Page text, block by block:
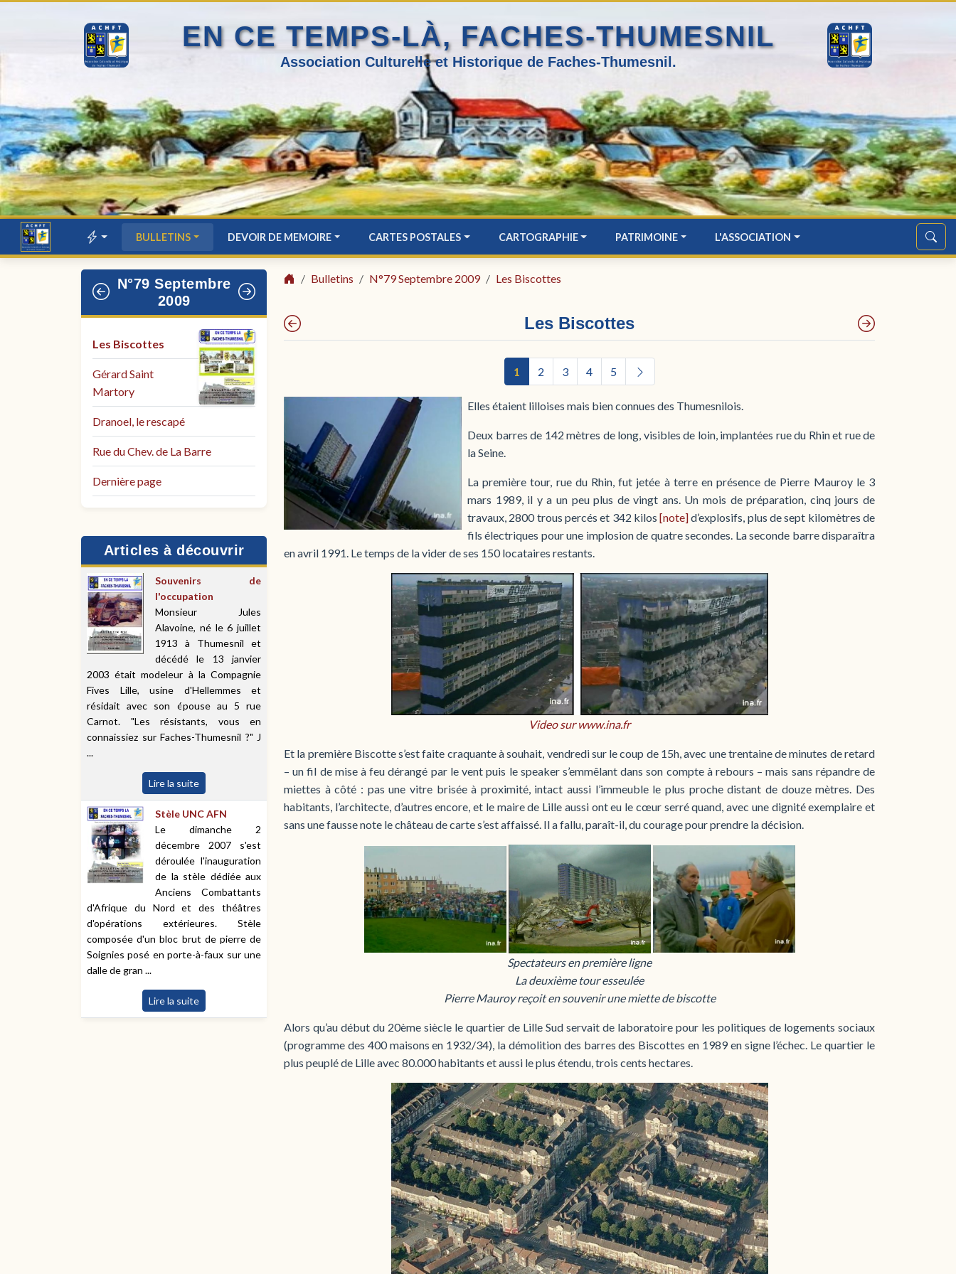
EN CE TEMPS-LÀ, FACHES-THUMESNIL
Association Culturelle et Historique de Faches-Thumesnil.
BULLETINS DEVOIR DE MEMOIRE CARTES POSTALES CARTOGRAPHIE PATRIMOINE L'ASSOCIATION
N°79 Septembre
2009
Les Biscottes
Gérard Saint
Martory
Dranoel, le rescapé
Rue du Chev. de La Barre
Dernière page
Articles à découvrir
Souvenirs de
l'occupation
Monsieur Jules
Alavoine, né le 6 juillet
1913 à Thumesnil et
décédé le 13 janvier
2003 était modeleur à la Compagnie
Fives Lille, usine d'Hellemmes et
résidait avec son épouse au 5 rue
Carnot. "Les résistants, vous en
connaissiez sur Faches-Thumesnil ?" J
...
Lire la suite
Stèle UNC AFN
Le dimanche 2
décembre 2007 s'est
déroulée l'inauguration
de la stèle dédiée aux
Anciens Combattants
d'Afrique du Nord et des théâtres
d'opérations extérieures. Stèle
composée d'un bloc brut de pierre de
Soignies posé en porte-à-faux sur une
dalle de gran ...
Lire la suite
Bulletins N°79 Septembre 2009 Les Biscottes
Les Biscottes
1 2 3 4 5
Elles étaient lilloises mais bien connues des Thumesnilois.
Deux barres de 142 mètres de long, visibles de loin, implantées rue du Rhin et rue de
la Seine.
La première tour, rue du Rhin, fut jetée à terre en présence de Pierre Mauroy le 3
mars 1989, il y a un peu plus de vingt ans. Un mois de préparation, cinq jours de
travaux, 2800 trous percés et 342 kilos[note]d’explosifs, plus de sept kilomètres de
fils électriques pour une implosion de quatre secondes. La seconde barre disparaîtra
en avril 1991. Le temps de la vider de ses 150 locataires restants.
Video sur www.ina.fr
Et la première Biscotte s’est faite craquante à souhait, vendredi sur le coup de 15h, avec une trentaine de minutes de retard
– un fil de mise à feu dérangé par le vent puis le speaker s’emmêlant dans son compte à rebours – mais sans répandre de
miettes à côté : pas une vitre brisée à proximité, intact aussi l’immeuble le plus proche distant de douze mètres. Des
habitants, l’architecte, d’autres encore, et le maire de Lille aussi ont eu le cœur serré quand, avec une dignité exemplaire et
sans une fausse note le château de carte s’est affaissé. Il a fallu, paraît-il, du courage pour prendre la décision.
Spectateurs en première ligne
La deuxième tour esseulée
Pierre Mauroy reçoit en souvenir une miette de biscotte
Alors qu’au début du 20ème siècle le quartier de Lille Sud servait de laboratoire pour les politiques de logements sociaux
(programme des 400 maisons en 1932/34), la démolition des barres des Biscottes en 1989 en signe l’échec. Le quartier le
plus peuplé de Lille avec 80.000 habitants et aussi le plus étendu, trois cents hectares.